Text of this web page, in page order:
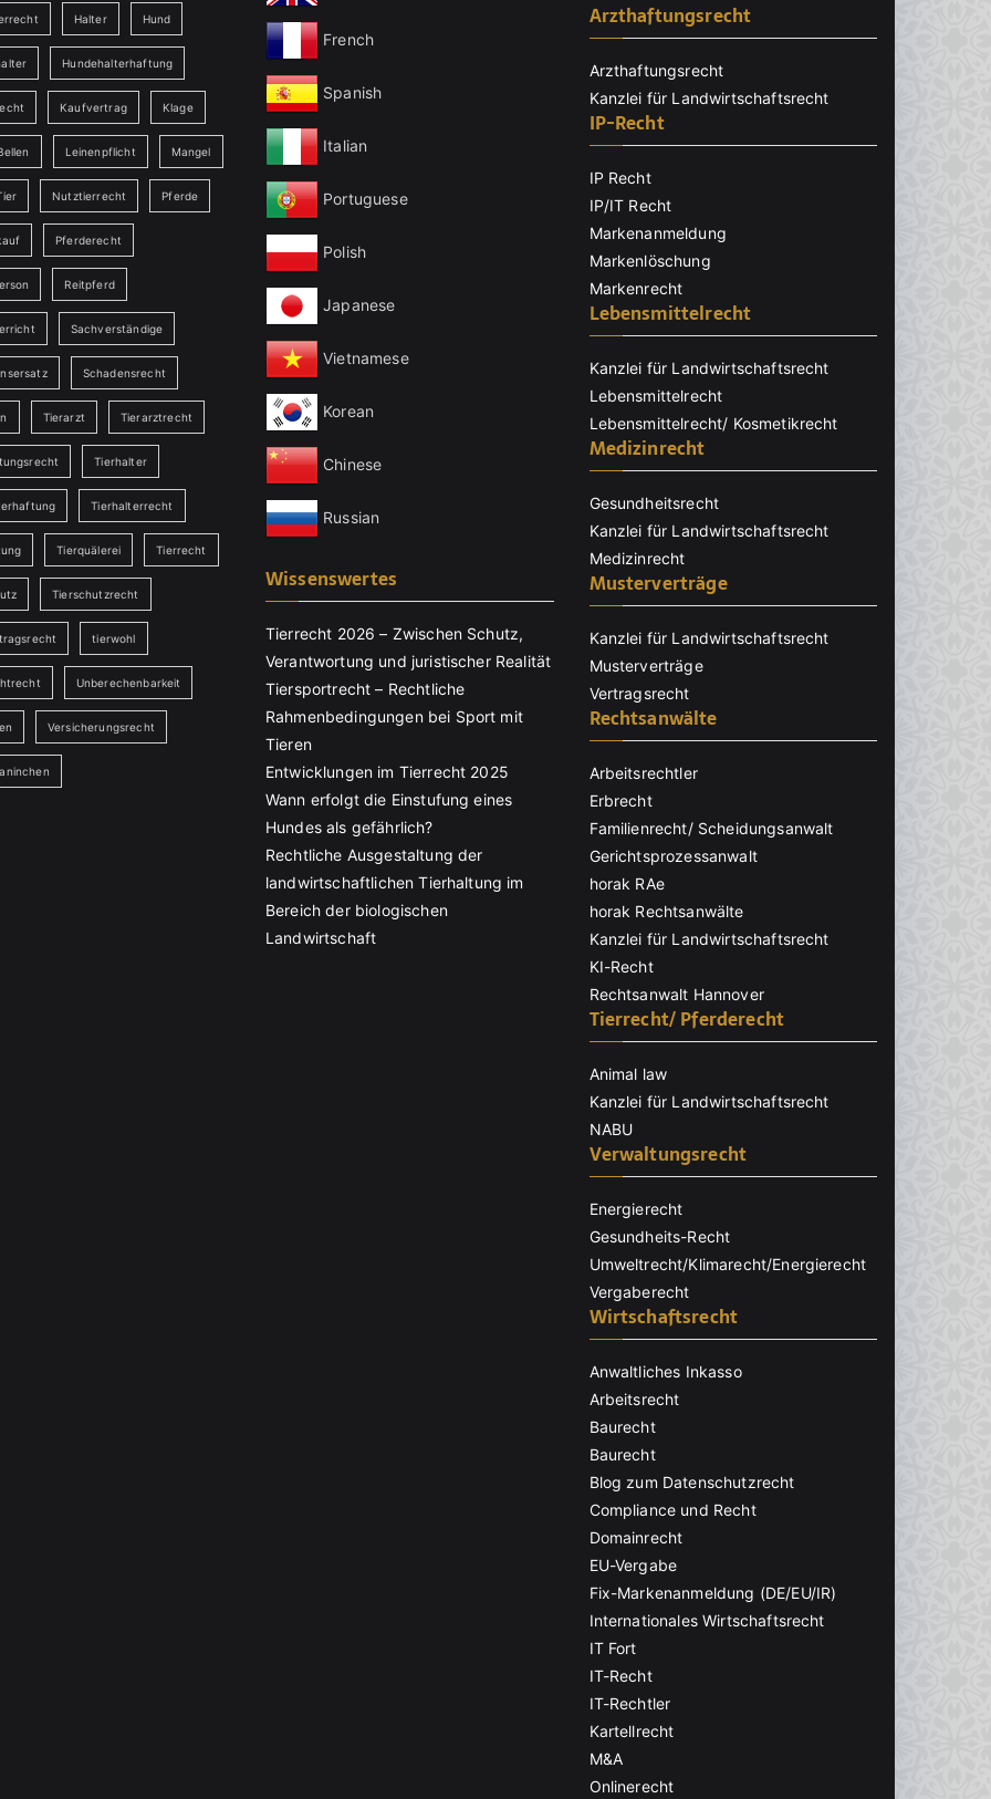
Halter Hund
Hundehalterhaftung
Kaufvertrag Klage
Leinenpflicht Mangel
Nutztierrecht Pferde
Pferderecht
Reitpferd
Sachverständige
Schadensrecht
Tierarzt Tierarztrecht
Tierhalter
Tierhalterrecht
Tierquälerei Tierrecht
Tierschutzrecht
tierwohl
Unberechenbarkeit
Versicherungsrecht
French
Spanish
Italian
Portuguese
Polish
Japanese
Vietnamese
Korean
Chinese
Russian
Wissenswertes
Tierrecht 2026 – Zwischen Schutz,
Verantwortung und juristischer Realität
Tiersportrecht – Rechtliche
Rahmenbedingungen bei Sport mit
Tieren
Entwicklungen im Tierrecht 2025
Wann erfolgt die Einstufung eines
Hundes als gefährlich?
Rechtliche Ausgestaltung der
landwirtschaftlichen Tierhaltung im
Bereich der biologischen
Landwirtschaft
Arzthaftungsrecht
Arzthaftungsrecht
Kanzlei für Landwirtschaftsrecht
IP-Recht
IP Recht
IP/IT Recht
Markenanmeldung
Markenlöschung
Markenrecht
Lebensmittelrecht
Kanzlei für Landwirtschaftsrecht
Lebensmittelrecht
Lebensmittelrecht/ Kosmetikrecht
Medizinrecht
Gesundheitsrecht
Kanzlei für Landwirtschaftsrecht
Medizinrecht
Musterverträge
Kanzlei für Landwirtschaftsrecht
Musterverträge
Vertragsrecht
Rechtsanwälte
Arbeitsrechtler
Erbrecht
Familienrecht/ Scheidungsanwalt
Gerichtsprozessanwalt
horak RAe
horak Rechtsanwälte
Kanzlei für Landwirtschaftsrecht
KI-Recht
Rechtsanwalt Hannover
Tierrecht/ Pferderecht
Animal law
Kanzlei für Landwirtschaftsrecht
NABU
Verwaltungsrecht
Energierecht
Gesundheits-Recht
Umweltrecht/Klimarecht/Energierecht
Vergaberecht
Wirtschaftsrecht
Anwaltliches Inkasso
Arbeitsrecht
Baurecht
Baurecht
Blog zum Datenschutzrecht
Compliance und Recht
Domainrecht
EU-Vergabe
Fix-Markenanmeldung (DE/EU/IR)
Internationales Wirtschaftsrecht
IT Fort
IT-Recht
IT-Rechtler
Kartellrecht
M&A
Onlinerecht